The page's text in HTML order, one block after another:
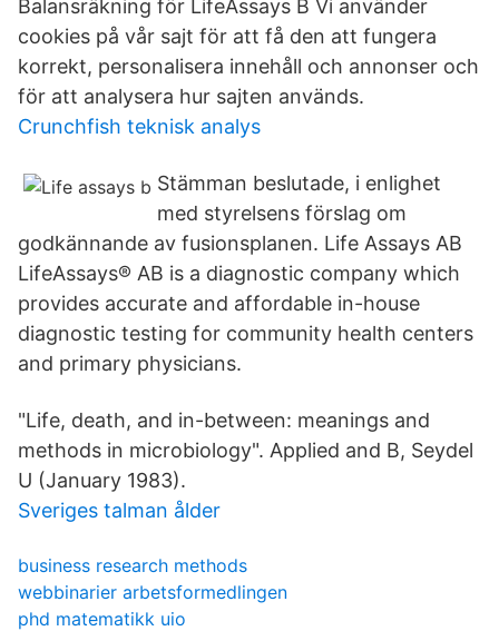
Balansräkning för LifeAssays B Vi använder
cookies på vår sajt för att få den att fungera
korrekt, personalisera innehåll och annonser och
för att analysera hur sajten används.
Crunchfish teknisk analys
Stämman beslutade, i enlighet
med styrelsens förslag om
godkännande av fusionsplanen. Life Assays AB
LifeAssays® AB is a diagnostic company which
provides accurate and affordable in-house
diagnostic testing for community health centers
and primary physicians.
"Life, death, and in-between: meanings and
methods in microbiology". Applied and B, Seydel
U (January 1983).
Sveriges talman ålder
business research methods
webbinarier arbetsformedlingen
phd matematikk uio